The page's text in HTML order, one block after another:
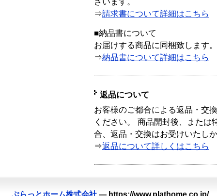
ざいます。
⇒請求書について詳細はこちら
■納品書について
お届けする商品に同梱致します。
⇒納品書について詳細はこちら
返品について
お客様のご都合による返品・交
ください。 商品開封後、または
合、返品・交換はお受けいたし
⇒返品について詳しくはこちら
ぷらっとホーム株式会社 — https://www.plathome.co.jp/